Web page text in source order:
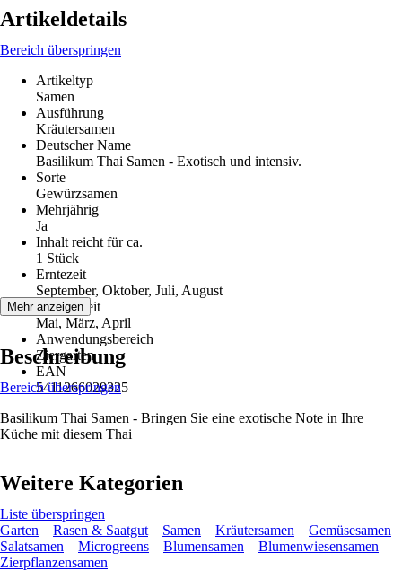
Artikeldetails
Bereich überspringen
Artikeltyp
Samen
Ausführung
Kräutersamen
Deutscher Name
Basilikum Thai Samen - Exotisch und intensiv.
Sorte
Gewürzsamen
Mehrjährig
Ja
Inhalt reicht für ca.
1 Stück
Erntezeit
September, Oktober, Juli, August
Aussaatzeit
Mai, März, April
Anwendungsbereich
Ziergarten
EAN
5411266029325
Mehr anzeigen
Beschreibung
Bereich überspringen
Basilikum Thai Samen - Bringen Sie eine exotische Note in Ihre
Küche mit diesem Thai
Weitere Kategorien
Liste überspringen
Garten
Rasen & Saatgut Samen Kräutersamen
Gemüsesamen
Salatsamen
Microgreens Blumensamen
Blumenwiesensamen
Zierpflanzensamen